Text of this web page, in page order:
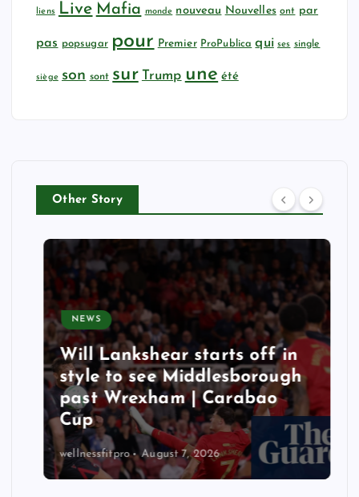
liens Live Mafia monde nouveau Nouvelles ont par
pas popsugar pour Premier ProPublica qui ses single
siège son sont sur Trump une été
Other Story
NEWS
Will Lankshear starts off in
style to see Middlesborough
past Wrexham | Carabao
Cup
wellnessfitpro August 7, 2026